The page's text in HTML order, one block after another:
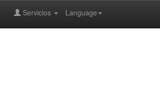
Language
Servicios